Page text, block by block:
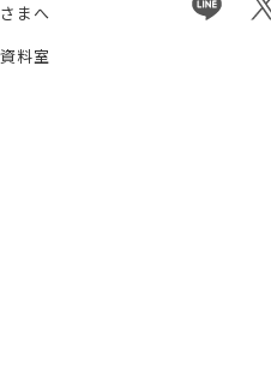
まへ
料室